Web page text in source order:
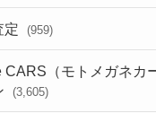
(44)
定 (959)
CARS（モトメガネカ
(3,605)